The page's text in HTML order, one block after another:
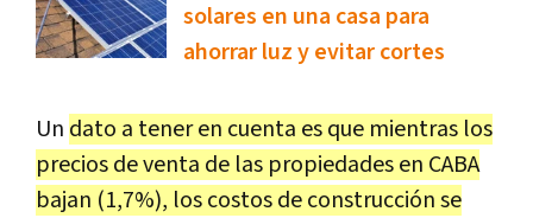
solares en una casa para
ahorrar luz y evitar cortes
Un dato a tener en cuenta es que mientras los
precios de venta de las propiedades en CABA
bajan (1,7%), los costos de construcción se